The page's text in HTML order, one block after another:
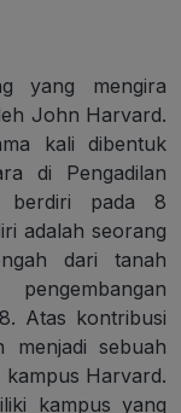
yang mengira
John Harvard.
kali dibentuk
di Pengadilan
berdiri pada 8
adalah seorang
dari tanah
Atas kontribusi
menjadi sebuah
kampus Harvard.
kampus yang